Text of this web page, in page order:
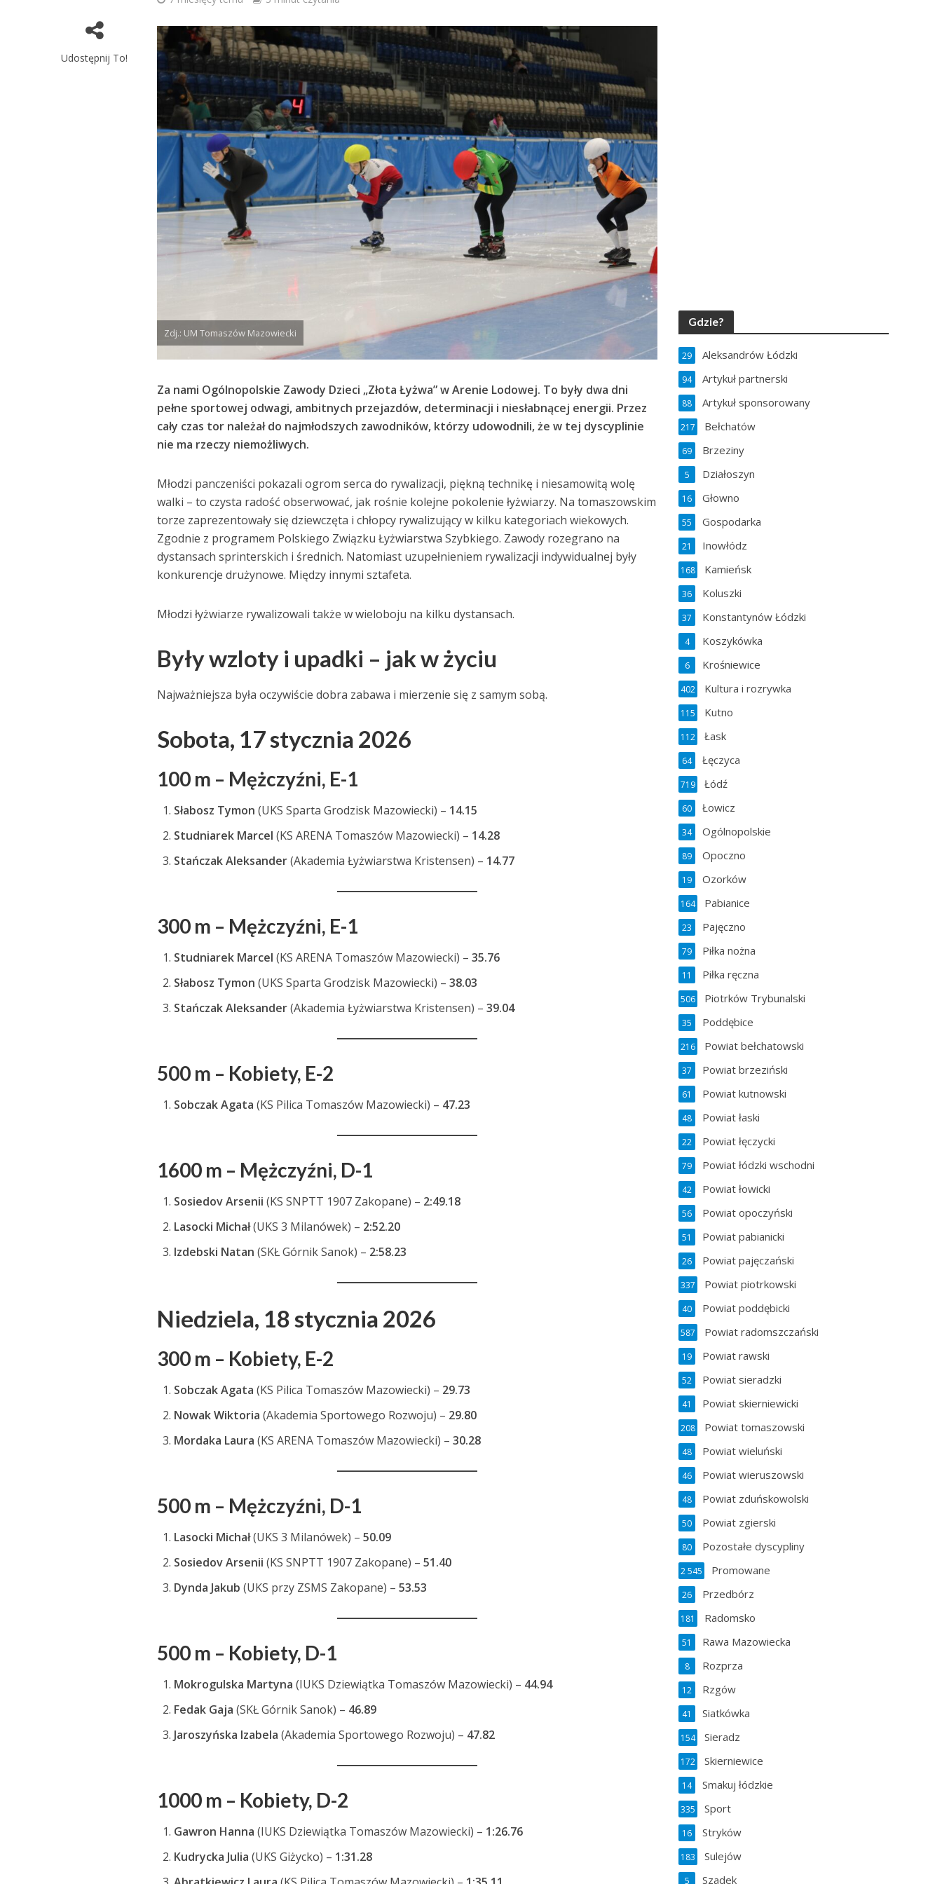
Udostępnij To!
Zdj.: UM Tomaszów Mazowiecki
Za nami Ogólnopolskie Zawody Dzieci „Złota Łyżwa” w Arenie Lodowej. To były dwa dni
pełne sportowej odwagi, ambitnych przejazdów, determinacji i niesłabnącej energii. Przez
cały czas tor należał do najmłodszych zawodników, którzy udowodnili, że w tej dyscyplinie
nie ma rzeczy niemożliwych.
Młodzi panczeniści pokazali ogrom serca do rywalizacji, piękną technikę i niesamowitą wolę
walki – to czysta radość obserwować, jak rośnie kolejne pokolenie łyżwiarzy. Na tomaszowskim
torze zaprezentowały się dziewczęta i chłopcy rywalizujący w kilku kategoriach wiekowych.
Zgodnie z programem Polskiego Związku Łyżwiarstwa Szybkiego. Zawody rozegrano na
dystansach sprinterskich i średnich. Natomiast uzupełnieniem rywalizacji indywidualnej były
konkurencje drużynowe. Między innymi sztafeta.
Młodzi łyżwiarze rywalizowali także w wieloboju na kilku dystansach.
Były wzloty i upadki – jak w życiu
Najważniejsza była oczywiście dobra zabawa i mierzenie się z samym sobą.
Sobota, 17 stycznia 2026
100 m – Mężczyźni, E-1
Słabosz Tymon (UKS Sparta Grodzisk Mazowiecki) – 14.15
Studniarek Marcel (KS ARENA Tomaszów Mazowiecki) – 14.28
Stańczak Aleksander(Akademia Łyżwiarstwa Kristensen) – 14.77
300 m – Mężczyźni, E-1
Studniarek Marcel (KS ARENA Tomaszów Mazowiecki) –35.76
Słabosz Tymon (UKS Sparta Grodzisk Mazowiecki) –38.03
Stańczak Aleksander(Akademia Łyżwiarstwa Kristensen) –39.04
500 m – Kobiety, E-2
Sobczak Agata (KS Pilica Tomaszów Mazowiecki) – 47.23
1600 m – Mężczyźni, D-1
Sosiedov Arsenii (KS SNPTT 1907 Zakopane) – 2:49.18
Lasocki Michał(UKS 3 Milanówek) – 2:52.20
Izdebski Natan (SKŁ Górnik Sanok) – 2:58.23
Niedziela, 18 stycznia 2026
300 m – Kobiety, E-2
Sobczak Agata (KS Pilica Tomaszów Mazowiecki) – 29.73
Nowak Wiktoria (Akademia Sportowego Rozwoju) – 29.80
Mordaka Laura (KS ARENA Tomaszów Mazowiecki) –30.28
500 m – Mężczyźni, D-1
Lasocki Michał(UKS 3 Milanówek) –50.09
Sosiedov Arsenii (KS SNPTT 1907 Zakopane) –51.40
Dynda Jakub (UKS przy ZSMS Zakopane) –53.53
500 m – Kobiety, D-1
Mokrogulska Martyna (IUKS Dziewiątka Tomaszów Mazowiecki) – 44.94
Fedak Gaja (SKŁ Górnik Sanok) – 46.89
Jaroszyńska Izabela (Akademia Sportowego Rozwoju) – 47.82
1000 m – Kobiety, D-2
Gawron Hanna (IUKS Dziewiątka Tomaszów Mazowiecki) – 1:26.76
Kudrycka Julia (UKS Giżycko) – 1:31.28
Gdzie?
Aleksandrów Łódzki
29
Artykuł partnerski
94
Artykuł sponsorowany
88
Bełchatów
217
Brzeziny
69
Działoszyn
5
Głowno
16
Gospodarka
55
Inowłódz
21
Kamieńsk
168
Koluszki
36
Konstantynów Łódzki
37
Koszykówka
4
Krośniewice
6
Kultura i rozrywka
402
Kutno
115
Łask
112
Łęczyca
64
Łódź
719
Łowicz
60
Ogólnopolskie
34
Opoczno
89
Ozorków
19
Pabianice
164
Pajęczno
23
Piłka nożna
79
Piłka ręczna
11
Piotrków Trybunalski
506
Poddębice
35
Powiat bełchatowski
216
Powiat brzeziński
37
Powiat kutnowski
61
Powiat łaski
48
Powiat łęczycki
22
Powiat łódzki wschodni
79
Powiat łowicki
42
Powiat opoczyński
56
Powiat pabianicki
51
Powiat pajęczański
26
Powiat piotrkowski
337
Powiat poddębicki
40
Powiat radomszczański
587
Powiat rawski
19
Powiat sieradzki
52
Powiat skierniewicki
41
Powiat tomaszowski
208
Powiat wieluński
48
Powiat wieruszowski
46
Powiat zduńskowolski
48
Powiat zgierski
50
Pozostałe dyscypliny
80
Promowane
2 545
Przedbórz
26
Radomsko
181
Rawa Mazowiecka
51
Rozprza
8
Rzgów
12
Siatkówka
41
Sieradz
154
Skierniewice
172
Smakuj łódzkie
14
Sport
335
Stryków
16
Sulejów
183
Szadek
5